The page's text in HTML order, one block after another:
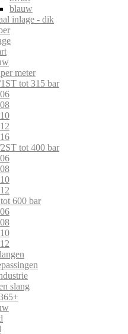
blauw
inlage - dik
meter
tot 315 bar
tot 400 bar
600 bar
slang